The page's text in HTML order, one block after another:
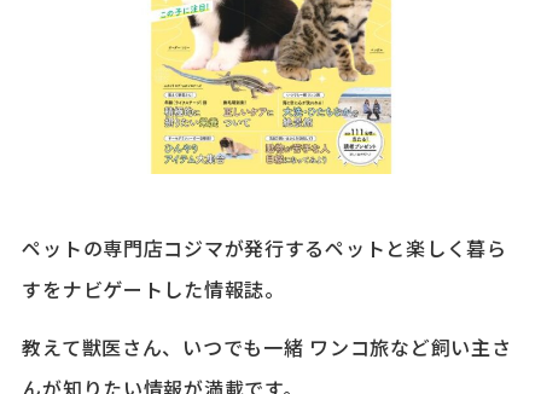
ペットの専門店コジマが発行するペットと楽しく暮ら
すをナビゲートした情報誌。
教えて獣医さん、いつでも一緒 ワンコ旅など飼い主さ